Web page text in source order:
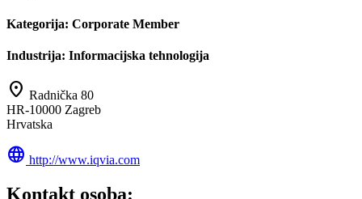
Kategorija: Corporate Member
Industrija: Informacijska tehnologija
location_on Radnička 80
HR-10000 Zagreb
Hrvatska
language http://www.iqvia.com
Kontakt osoba: